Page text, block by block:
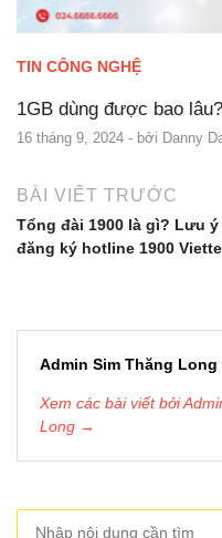
TIN CÔNG NGHỆ
1GB dùng được bao
16 tháng 9, 2024 - bởi Danny
BÀI VIẾT TRƯỚC
Tổng đài 1900 là gì? Lưu ý
đăng ký hotline 1900
Admin Sim Thăng Long
Xem các bài viết bởi
Long →